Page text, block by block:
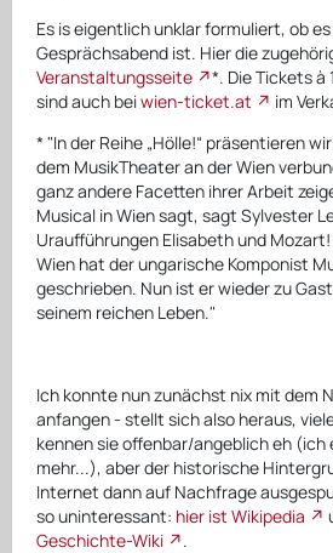
Es is eigentlich unklar formuliert, ob
Gesprächsabend ist. Hier die
Veranstaltungsseite
*. Die Tickets à
sind auch beiwien-ticket.at
im
* "In der Reihe „Hölle!“ präsentieren
dem MusikTheater an der Wien
ganz andere Facetten ihrer Arbeit
Musical in Wien sagt, sagt Sylvester
Uraufführungen Elisabethund Mozart!
Wien hat der ungarische Komponist
geschrieben. Nun ist er wieder zu
seinem reichen Leben."
Ich konnte nun zunächst nix mit dem
anfangen - stellt sich also heraus,
kennen sie offenbar/angeblich eh (ich
mehr...), aber der historische
Internet dann auf Nachfrage
so uninteressant: hier ist Wikipedia
Geschichte-Wiki
.